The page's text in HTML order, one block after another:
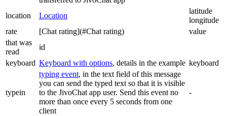
location Location
latitude
longitude
rate
[Chat rating](#Chat rating)
value
that was
read
id
keyboard Keyboard with options, details in the example keyboard
typein
typing event, in the text field of this message
you can send the typed text so that it is visible
to the JivoChat app user. Send this event no
more than once every 5 seconds from one
client
-